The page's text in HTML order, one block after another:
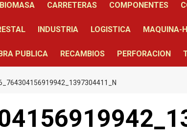
BIOMASA CARRETERAS COMPONENTES
INDUSTRIA LOGISTICA MAQUINA-
PUBLICA RECAMBIOS PERFORACION